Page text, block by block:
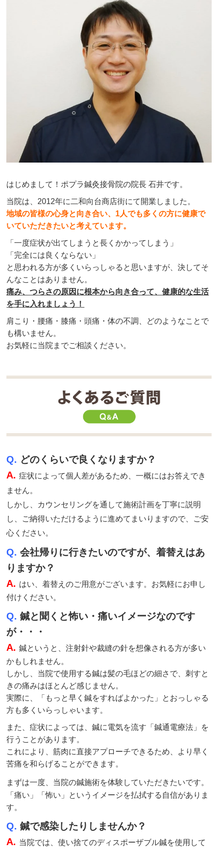
はじめまして！ポプラ鍼灸接骨院の院長 石井です。
当院は、2012年に二和向台商店街にて開業しました。
地域の皆様の心身と向き合い、1人でも多くの方に健康で
いていただきたいと考えています。
「一度症状が出てしまうと長くかかってしまう」
「完全には良くならない」
と思われる方が多くいらっしゃると思いますが、決してそ
んなことはありません。
痛み、つらさの原因に根本から向き合って、健康的な生活
を手に入れましょう！
肩こり・腰痛・膝痛・頭痛・体の不調、どのようなことで
も構いません。
お気軽に当院までご相談ください。
Q. どのくらいで良くなりますか？
A.症状によって個人差があるため、一概にはお答えでき
ません。
しかし、カウンセリングを通して施術計画を丁寧に説明
し、ご納得いただけるように進めてまいりますので、ご安
心ください。
Q.会社帰りに行きたいのですが、着替えはあ
りますか？
A. はい、着替えのご用意がございます。お気軽にお申し
付けください。
Q.鍼と聞くと怖い・痛いイメージなのです
が・・・
A.鍼というと、注射針や裁縫の針を想像される方が多い
かもしれません。
しかし、当院で使用する鍼は髪の毛ほどの細さで、刺すと
きの痛みはほとんど感じません。
実際に、「もっと早く鍼をすればよかった」とおっしゃる
方も多くいらっしゃいます。
また、症状によっては、鍼に電気を流す「鍼通電療法」を
行うことがあります。
これにより、筋肉に直接アプローチできるため、より早く
苦痛を和らげることができます。
まずは一度、当院の鍼施術を体験していただきたいです。
「痛い」「怖い」というイメージを払拭する自信がありま
す。
Q.鍼で感染したりしませんか？
A. 当院では、使い捨てのディスポーザブル鍼を使用して